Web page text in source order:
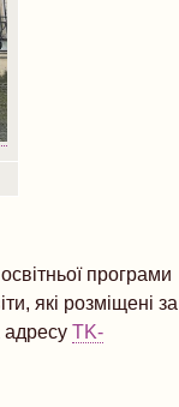
програми
які розміщені за
адресу TK-